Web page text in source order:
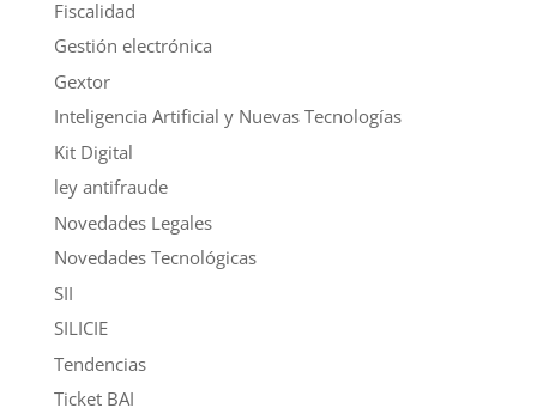
Fiscalidad
Gestión electrónica
Gextor
Inteligencia Artificial y Nuevas Tecnologías
Kit Digital
ley antifraude
Novedades Legales
Novedades Tecnológicas
SII
SILICIE
Tendencias
Ticket BAI